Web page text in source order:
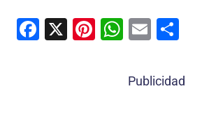
F
X
Pi W
at
E
ai m
Publicidad